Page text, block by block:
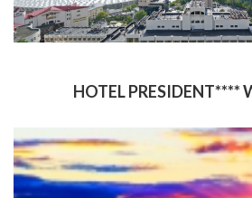
HOTEL PRESIDENT****